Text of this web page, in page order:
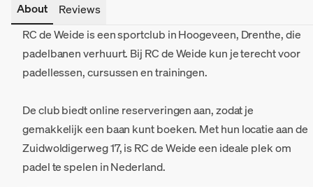
About
Reviews
RC de Weide is een sportclub in Hoogeveen, Drenthe, die
padelbanen verhuurt. Bij RC de Weide kun je terecht voor
padellessen, cursussen en trainingen.
De club biedt online reserveringen aan, zodat je
gemakkelijk een baan kunt boeken. Met hun locatie aan de
Zuidwoldigerweg 17, is RC de Weide een ideale plek om
padel te spelen in Nederland.